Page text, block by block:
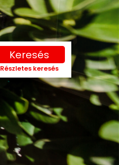
Keresés
Részletes keresés